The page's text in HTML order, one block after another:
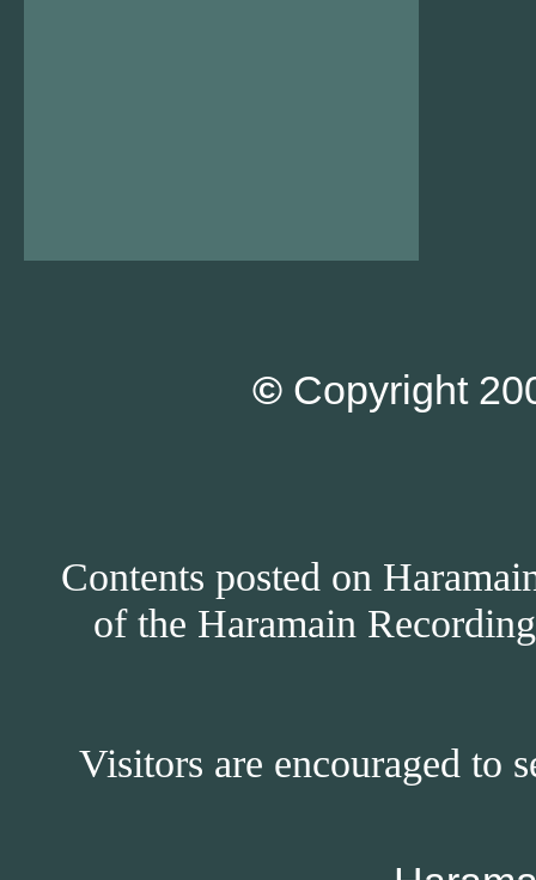
© Copyright
Contents posted on
of the Haramain
Visitors are encouraged to